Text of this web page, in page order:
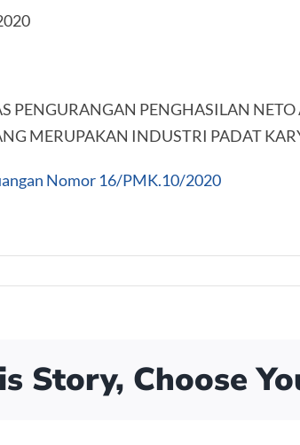
PENGURANGAN PENGHASILAN
MERUPAKAN INDUSTRI PADAT
Nomor 16/PMK.10/2020
Story, Choose